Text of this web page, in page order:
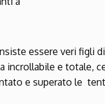
essere veri figli
incrollabile e totale,
e superato le